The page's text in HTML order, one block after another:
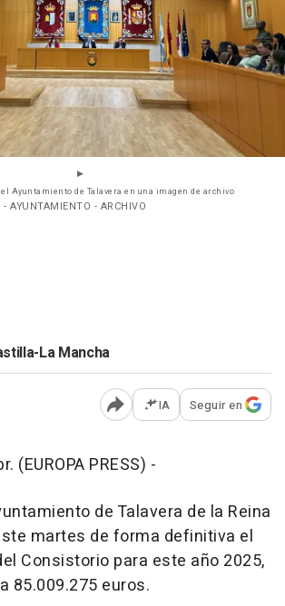
Ayuntamiento de Talavera en una imagen de archivo
- AYUNTAMIENTO - ARCHIVO
La Mancha
Abrir opciones para
IA Seguir en
(EUROPA PRESS) -
de Talavera de la Reina
martes de forma definitiva el
Consistorio para este año 2025,
85.009.275 euros.